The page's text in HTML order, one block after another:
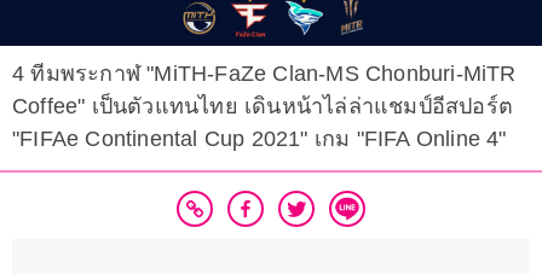
4 ทีมพระกาฬ "MiTH-FaZe Clan-MS Chonburi-MiTR
Coffee" เป็นตัวแทนไทย เดินหน้าไล่ล่าแชมป์อีสปอร์ต
"FIFAe Continental Cup 2021" เกม "FIFA Online 4"